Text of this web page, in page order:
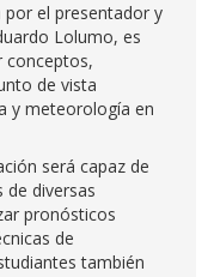
el presentador y
Lolumo, es
conceptos,
de vista
y meteorología en
será capaz de
de diversas
pronósticos
de
también